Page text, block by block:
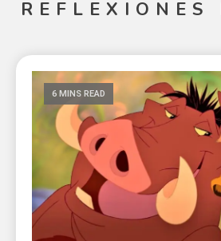
REFLEXIONES
6 MINS READ